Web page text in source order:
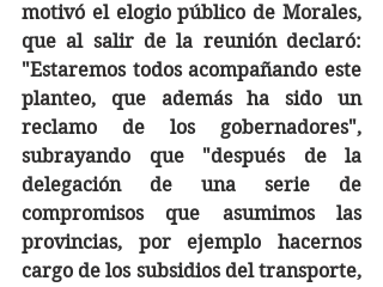
motivó el elogio público de Morales,
que al salir de la reunión declaró:
"Estaremos todos acompañando este
planteo, que además ha sido un
reclamo de los gobernadores",
subrayando que "después de la
delegación de una serie de
compromisos que asumimos las
provincias, por ejemplo hacernos
cargo de los subsidios del transporte,